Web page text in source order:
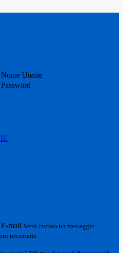
Nome Utente
Password
E-mail Verrà inviato un messaggio
necessarie.